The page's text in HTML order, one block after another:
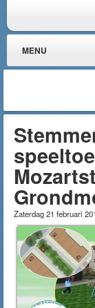
MENU
Zaterdag 21 februari